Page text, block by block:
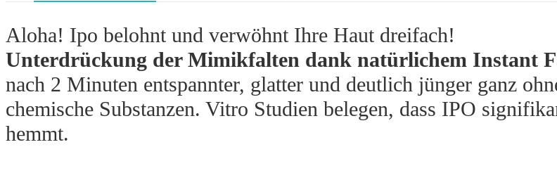
Aloha! Ipo belohnt und verwöhnt Ihre Haut dreifach!
Unterdrückung der Mimikfalten dank natürlichem Instant
nach 2 Minuten entspannter, glatter und deutlich jünger ganz
chemische Substanzen. Vitro Studien belegen, dass IPO
hemmt.